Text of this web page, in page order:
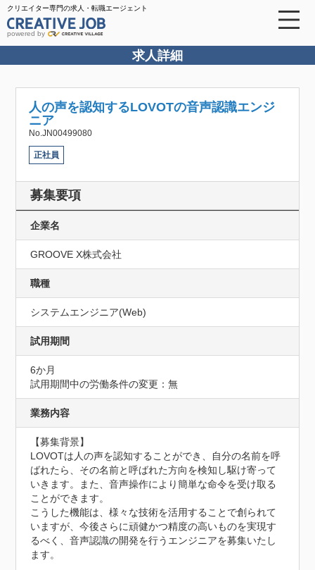
クリエイター専門の求人・転職エージェント
powered by
求人詳細
人の声を認知するLOVOTの音声認識エンジ
ニア
No.JN00499080
正社員
募集要項
企業名
GROOVE X株式会社
職種
システムエンジニア(Web)
試用期間
6か月
試用期間中の労働条件の変更：無
業務内容
【募集背景】
LOVOTは人の声を認知することができ、自分の名前を呼
ばれたら、その名前と呼ばれた方向を検知し駆け寄って
いきます。また、音声操作により簡単な命令を受け取る
ことができます。
こうした機能は、様々な技術を活用することで創られて
いますが、今後さらに頑健かつ精度の高いものを実現す
るべく、音声認識の開発を行うエンジニアを募集いたし
ます。